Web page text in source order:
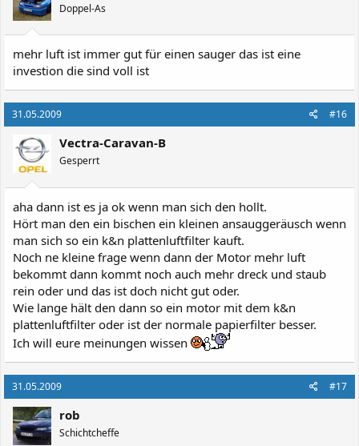
Doppel-As
mehr luft ist immer gut für einen sauger das ist eine
investion die sind voll ist
31.05.2009 #16
Vectra-Caravan-B
Gesperrt
aha dann ist es ja ok wenn man sich den hollt.
Hört man den ein bischen ein kleinen ansauggeräusch wenn
man sich so ein k&n plattenluftfilter kauft.
Noch ne kleine frage wenn dann der Motor mehr luft
bekommt dann kommt noch auch mehr dreck und staub
rein oder und das ist doch nicht gut oder.
Wie lange hält den dann so ein motor mit dem k&n
plattenluftfilter oder ist der normale papierfilter besser.
Ich will eure meinungen wissen
31.05.2009 #17
rob
Schichtcheffe